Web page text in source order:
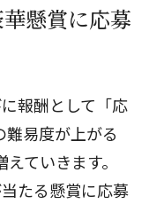
懸賞に応募
報酬として「応
易度が上がる
ていきます。
たる懸賞に応募